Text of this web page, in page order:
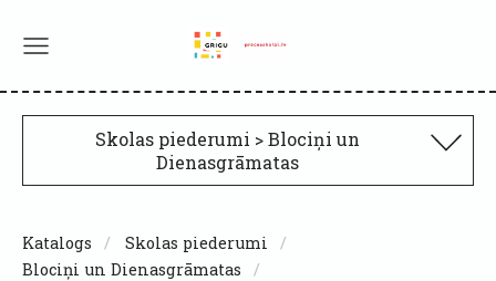
Skolas piederumi > Blociņi un
Dienasgrāmatas
Katalogs
Skolas piederumi
Blociņi un Dienasgrāmatas